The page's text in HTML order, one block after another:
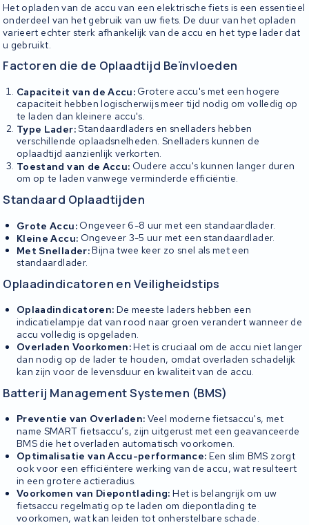
Het opladen van de accu van een elektrische fiets is een essentieel
onderdeel van het gebruik van uw fiets. De duur van het opladen
varieert echter sterk afhankelijk van de accu en het type lader dat
u gebruikt.
Factoren die de Oplaadtijd Beïnvloeden
Capaciteit van de Accu: Grotere accu's met een hogere
capaciteit hebben logischerwijs meer tijd nodig om volledig op
te laden dan kleinere accu's.
Type Lader:Standaardladers en snelladers hebben
verschillende oplaadsnelheden. Snelladers kunnen de
oplaadtijd aanzienlijk verkorten.
Toestand van de Accu: Oudere accu's kunnen langer duren
om op te laden vanwege verminderde efficiëntie.
Standaard Oplaadtijden
Grote Accu:Ongeveer 6-8 uur met een standaardlader.
Kleine Accu: Ongeveer 3-5 uur met een standaardlader.
Met Snellader:Bijna twee keer zo snel als met een
standaardlader.
Oplaadindicatoren en Veiligheidstips
Oplaadindicatoren: De meeste laders hebben een
indicatielampje dat van rood naar groen verandert wanneer de
accu volledig is opgeladen.
Overladen Voorkomen:Het is cruciaal om de accu niet langer
dan nodig op de lader te houden, omdat overladen schadelijk
kan zijn voor de levensduur en kwaliteit van de accu.
Batterij Management Systemen (BMS)
Preventie van Overladen: Veel moderne fietsaccu's, met
name SMART fietsaccu’s, zijn uitgerust met een geavanceerde
BMS die het overladen automatisch voorkomen.
Optimalisatie van Accu-performance: Een slim BMS zorgt
ook voor een efficiëntere werking van de accu, wat resulteert
in een grotere actieradius.
Voorkomen van Diepontlading: Het is belangrijk om uw
fietsaccu regelmatig op te laden om diepontlading te
voorkomen, wat kan leiden tot onherstelbare schade.